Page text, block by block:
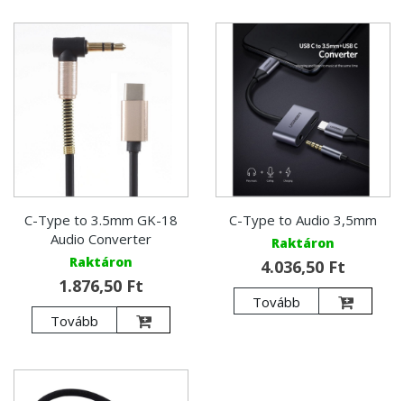
C-Type to 3.5mm GK-18
Audio Converter
Raktáron
1.876,50 Ft
Tovább
C-Type to Audio 3,5mm
Raktáron
4.036,50 Ft
Tovább